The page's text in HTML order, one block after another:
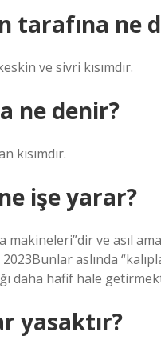
tarafına ne
ve sivri kısımdır.
ne denir?
kısımdır.
işe yarar?
makineleri”dir ve asıl
aslında
daha hafif hale
yasaktır?